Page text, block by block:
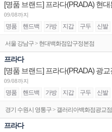
09/08까지
명품 핸드백 가방 지갑 구두 신발
서울 강남구 > 현대백화점압구정본점
프라다
09/08까지
명품 핸드백 가방 지갑 구두 신발
경기 수원시 영통구 > 갤러리아백화점광교점
프라다